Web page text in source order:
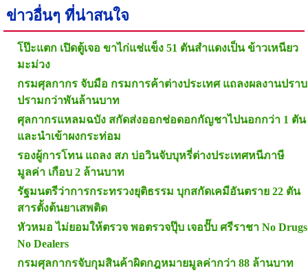
ข่าวอื่นๆ ที่น่าสนใจ
โป๊ะแตก เปิดตู้เจอ ขาไก่แช่แข็ง 51 ตันสำแดงเป็น ข้าวเหนียว
มะม่วง
กรมศุลกากร จับมือ กรมการค้าต่างประเทศ แถลงผลงานปราบ
ปรามกว่าพันล้านบาท
ศุลกากรแหลมฉบัง สกัดส่งออกช่อดอกกัญชาไปนอกกว่า 1 ตัน
และนำเข้าผงกระท่อม
รองผู้การโทน แถลง สภ บ่อวินจับบุหรี่ต่างประเทศหนีภาษี
มูลค่า เกือบ 2 ล้านบาท
รัฐมนตรีว่าการกระทรวงยุติธรรม บุกสกัดเคมีอันตราย 22 ตัน
สารตั้งต้นยาเสพติด
หัวหมอ ไม่ยอมให้ตรวจ พอตรวจปุ๊บ เจอปั๊บ ศรีราชา No Drugs
No Dealers
กรมศุลกากรจับกุมสินค้าผิดกฎหมายมูลค่ากว่า 88 ล้านบาท